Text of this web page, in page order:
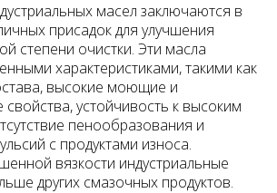
масел заключаются в
присадок для улучшения
степени очистки. Эти масла
характеристиками, такими как
высокие моющие и
устойчивость к высоким
пенообразования и
с продуктами износа.
вязкости индустриальные
других смазочных продуктов.